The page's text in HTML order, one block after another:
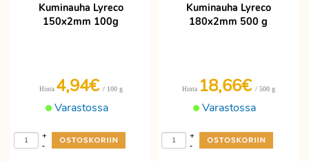
Kuminauha Lyreco
150x2mm 100g
Varastossa
Hinta 4,94€ / 100 g
-
+
Kuminauha Lyreco
180x2mm 500 g
Varastossa
Hinta 18,66€ / 500 g
-
+